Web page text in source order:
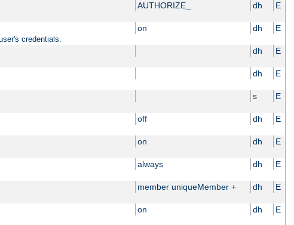
AUTHORIZE_ dh E
on dh E
credentials.
dh E
dh E
s E
off dh E
on dh E
always dh E
member uniqueMember + dh E
on dh E